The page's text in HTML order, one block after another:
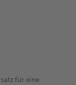
für eine